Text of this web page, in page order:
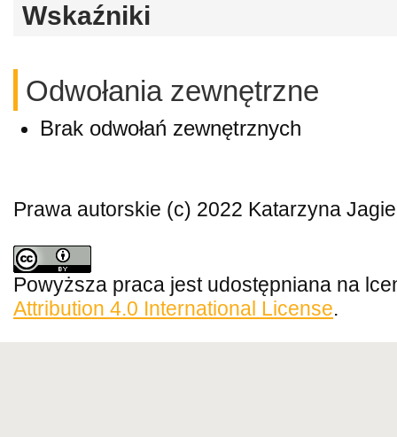
Wskaźniki
Odwołania zewnętrzne
Brak odwołań zewnętrznych
Prawa autorskie (c) 2022 Katarzyna
Powyższa praca jest udostępniana na
Attribution 4.0 International License.